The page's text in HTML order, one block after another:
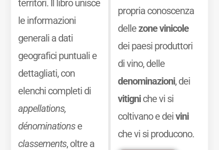
territori. Il libro unisce
le informazioni
generali a dati
geografici puntuali e
dettagliati, con
elenchi completi di
appellations,
dénominationse
classements, oltre a
propria conoscenza
dellezone vinicole
dei paesi produttori
di vino, delle
denominazioni, dei
vitigniche vi si
coltivano e deivini
che vi si producono.